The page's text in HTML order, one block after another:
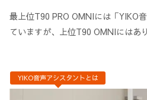
最上位T90 PRO OMNIには「YIKO
ていますが、上位T90 OMNIにはあ
YIKO音声アシスタントとは